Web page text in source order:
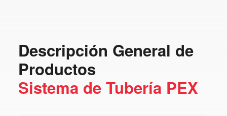
Descripción General de
Productos
Sistema de Tubería PEX